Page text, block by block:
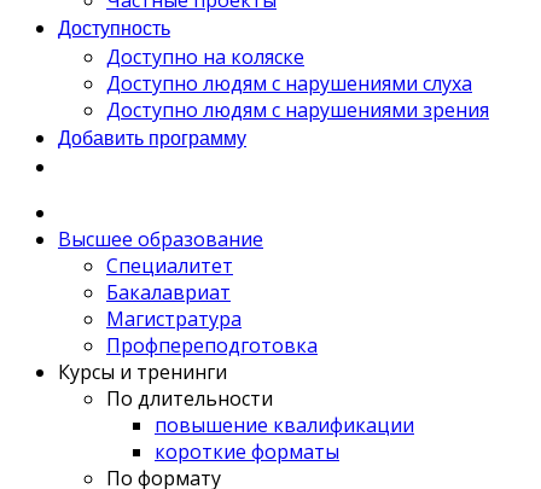
Доступность
Доступно на коляске
Доступно людям с нарушениями слуха
Доступно людям с нарушениями зрения
Добавить программу
Высшее образование
Специалитет
Бакалавриат
Магистратура
Профпереподготовка
Курсы и тренинги
По длительности
повышение квалификации
короткие форматы
По формату